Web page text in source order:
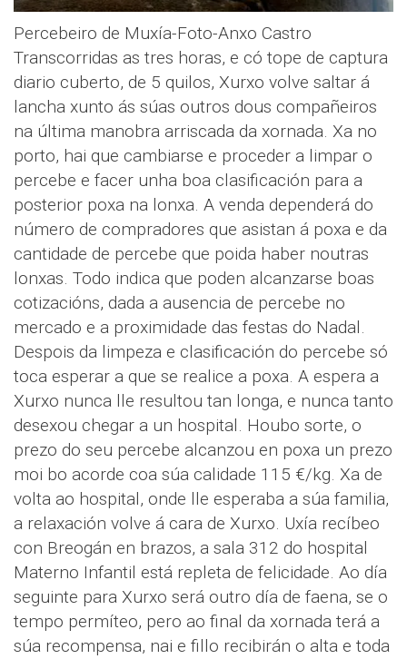
Percebeiro de Muxía-Foto-Anxo Castro
Transcorridas as tres horas, e có tope de captura
diario cuberto, de 5 quilos, Xurxo volve saltar á
lancha xunto ás súas outros dous compañeiros
na última manobra arriscada da xornada. Xa no
porto, hai que cambiarse e proceder a limpar o
percebe e facer unha boa clasificación para a
posterior poxa na lonxa. A venda dependerá do
número de compradores que asistan á poxa e da
cantidade de percebe que poida haber noutras
lonxas. Todo indica que poden alcanzarse boas
cotizacións, dada a ausencia de percebe no
mercado e a proximidade das festas do Nadal.
Despois da limpeza e clasificación do percebe só
toca esperar a que se realice a poxa. A espera a
Xurxo nunca lle resultou tan longa, e nunca tanto
desexou chegar a un hospital. Houbo sorte, o
prezo do seu percebe alcanzou en poxa un prezo
moi bo acorde coa súa calidade 115 €/kg. Xa de
volta ao hospital, onde lle esperaba a súa familia,
a relaxación volve á cara de Xurxo. Uxía recíbeo
con Breogán en brazos, a sala 312 do hospital
Materno Infantil está repleta de felicidade. Ao día
seguinte para Xurxo será outro día de faena, se o
tempo permíteo, pero ao final da xornada terá a
súa recompensa, nai e fillo recibirán o alta e toda